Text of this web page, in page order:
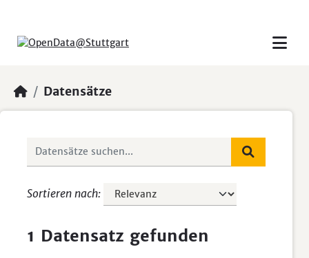
Datensätze
Sortieren nach
1 Datensatz gefunden